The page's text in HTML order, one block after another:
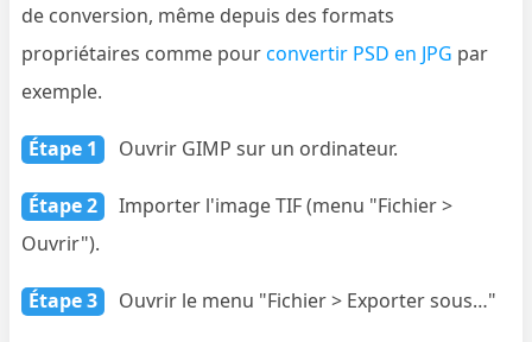
de conversion, même depuis des formats
propriétaires comme pourconvertir PSD en JPG par
exemple.
Étape 1 Ouvrir GIMP sur un ordinateur.
Étape 2
Importer l'image TIF (menu "Fichier >
Ouvrir").
Étape 3 Ouvrir le menu "Fichier > Exporter sous…"